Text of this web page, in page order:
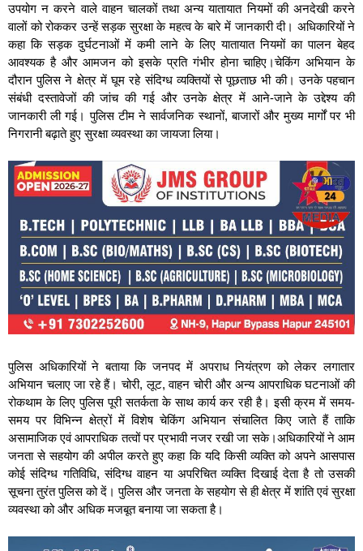
उपयोग न करने वाले वाहन चालकों तथा अन्य यातायात नियमों की अनदेखी करने
वालों को रोककर उन्हें सड़क सुरक्षा के महत्व के बारे में जानकारी दी। अधिकारियों ने
कहा कि सड़क दुर्घटनाओं में कमी लाने के लिए यातायात नियमों का पालन बेहद
आवश्यक है और आमजन को इसके प्रति गंभीर होना चाहिए।चेकिंग अभियान के
दौरान पुलिस ने क्षेत्र में घूम रहे संदिग्ध व्यक्तियों से पूछताछ भी की। उनके पहचान
संबंधी दस्तावेजों की जांच की गई और उनके क्षेत्र में आने-जाने के उद्देश्य की
जानकारी ली गई। पुलिस टीम ने सार्वजनिक स्थानों, बाजारों और मुख्य मार्गों पर भी
निगरानी बढ़ाते हुए सुरक्षा व्यवस्था का जायजा लिया।
पुलिस अधिकारियों ने बताया कि जनपद में अपराध नियंत्रण को लेकर लगातार
अभियान चलाए जा रहे हैं। चोरी, लूट, वाहन चोरी और अन्य आपराधिक घटनाओं की
रोकथाम के लिए पुलिस पूरी सतर्कता के साथ कार्य कर रही है। इसी क्रम में समय-
समय पर विभिन्न क्षेत्रों में विशेष चेकिंग अभियान संचालित किए जाते हैं ताकि
असामाजिक एवं आपराधिक तत्वों पर प्रभावी नजर रखी जा सके।अधिकारियों ने आम
जनता से सहयोग की अपील करते हुए कहा कि यदि किसी व्यक्ति को अपने आसपास
कोई संदिग्ध गतिविधि, संदिग्ध वाहन या अपरिचित व्यक्ति दिखाई देता है तो उसकी
सूचना तुरंत पुलिस को दें। पुलिस और जनता के सहयोग से ही क्षेत्र में शांति एवं सुरक्षा
व्यवस्था को और अधिक मजबूत बनाया जा सकता है।